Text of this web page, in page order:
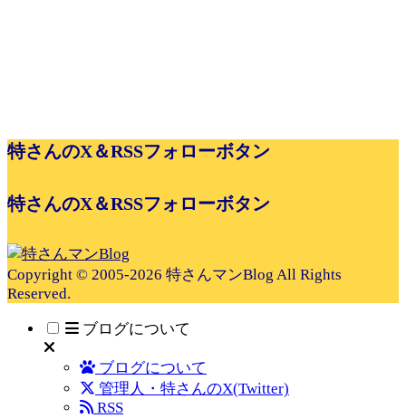
特さんのX＆RSSフォローボタン
特さんのX＆RSSフォローボタン
Copyright © 2005-2026 特さんマンBlog All Rights
Reserved.
ブログについて
ブログについて
管理人・特さんのX(Twitter)
RSS